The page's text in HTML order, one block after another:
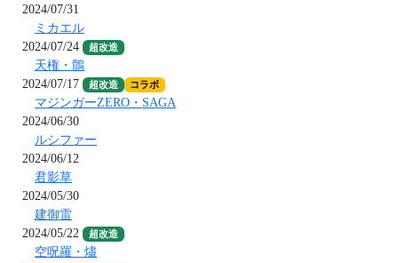
2024/07/31
ミカエル
2024/07/24
超改造
天権・鶻
2024/07/17
超改造 コラボ
マジンガーZERO・SAGA
2024/06/30
ルシファー
2024/06/12
君影草
2024/05/30
建御雷
2024/05/22
超改造
空呪羅・燼